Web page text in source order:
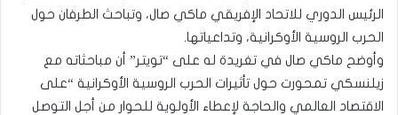
الرئيس الدوري للاتحاد الإفريقي ماكي صال، وتباحث الطرفان حول
الحرب الروسية الأوكرانية، وتداعياتها.
وأوضح ماكي صال في تغريدة له على “تويتر” أن مباحثاته مع
زيلنسكي تمحورت حول تأثيرات الحرب الروسية الأوكرانية “على
الاقتصاد العالمي والحاجة لإعطاء الأولوية للحوار من أجل التوصل